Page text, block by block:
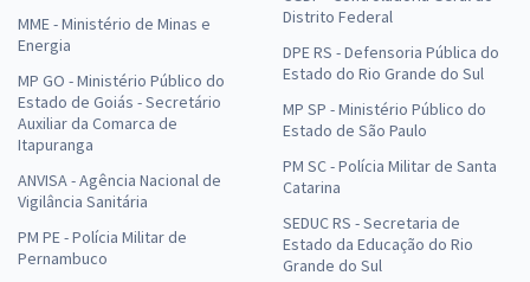
MME - Ministério de Minas e
Energia
MP GO - Ministério Público do
Estado de Goiás - Secretário
Auxiliar da Comarca de
Itapuranga
ANVISA - Agência Nacional de
Vigilância Sanitária
PM PE - Polícia Militar de
Pernambuco
Distrito Federal
DPE RS - Defensoria Pública do
Estado do Rio Grande do Sul
MP SP - Ministério Público do
Estado de São Paulo
PM SC - Polícia Militar de Santa
Catarina
SEDUC RS - Secretaria de
Estado da Educação do Rio
Grande do Sul